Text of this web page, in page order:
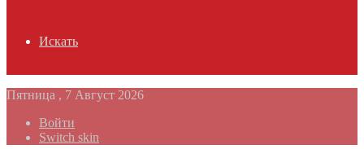
Искать
Пятница , 7 Август 2026
Войти
Switch skin